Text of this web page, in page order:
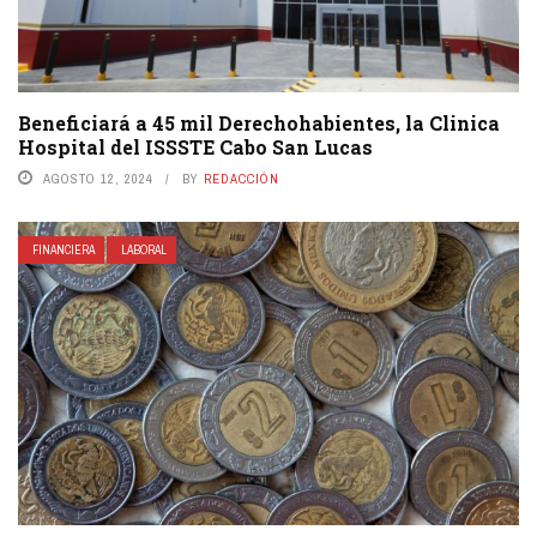
Beneficiará a 45 mil Derechohabientes, la Clinica
Hospital del ISSSTE Cabo San Lucas
AGOSTO 12, 2024 BY REDACCIÓN
FINANCIERA LABORAL